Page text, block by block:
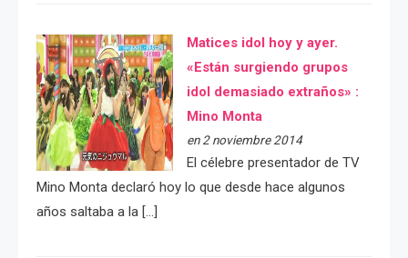
Matices idol hoy y ayer.
«Están surgiendo grupos
idol demasiado extraños» :
Mino Monta
en 2 noviembre 2014
El célebre presentador de TV
Mino Monta declaró hoy lo que desde hace algunos
años saltaba a la […]